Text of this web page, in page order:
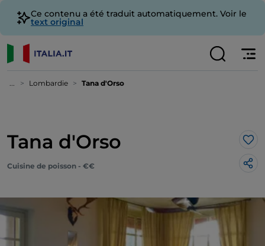
Ce contenu a été traduit automatiquement. Voir le
text original
... Lombardie Tana d'Orso
Tana d'Orso
Cuisine de poisson - €€